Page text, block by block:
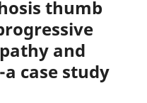
thumb
and
case study